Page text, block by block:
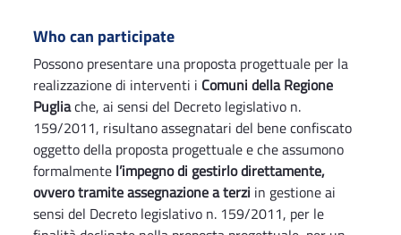
Who can participate
Possono presentare una proposta progettuale per la
realizzazione di interventi i Comuni della Regione
Pugliache, ai sensi del Decreto legislativo n.
159/2011, risultano assegnatari del bene confiscato
oggetto della proposta progettuale e che assumono
formalmente l’impegno di gestirlo direttamente,
ovvero tramite assegnazione a terzi in gestione ai
sensi del Decreto legislativo n. 159/2011, per le